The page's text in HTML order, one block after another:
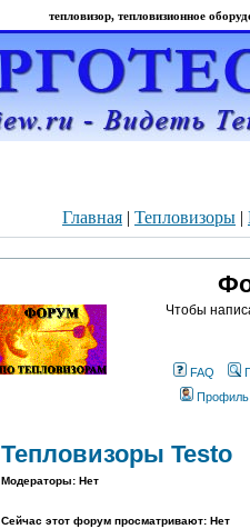
тепловизор, тепловизионное
Главная | Тепловизоры |
Чтобы
FAQ
Профиль
Тепловизоры Testo
Модераторы: Нет
Сейчас этот форум просматривают: Нет